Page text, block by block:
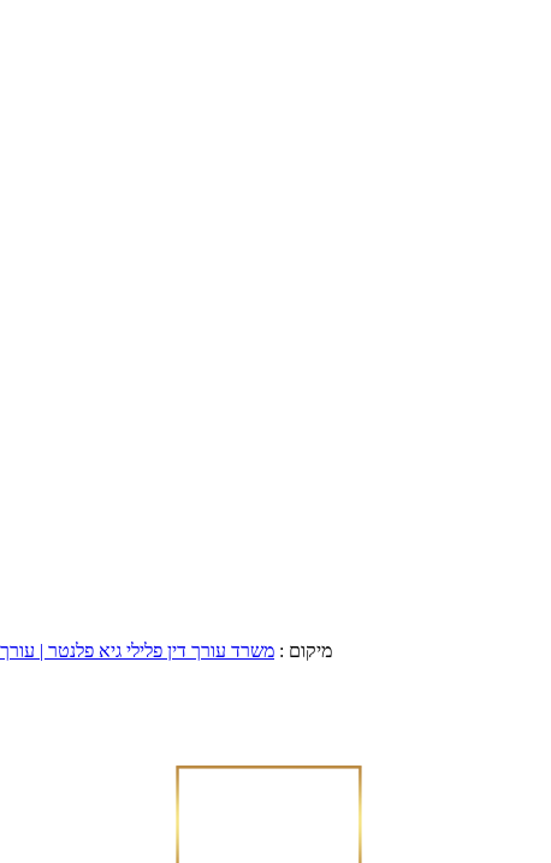
מיקום : משרד עורך דין פלילי גיא פלנטר |